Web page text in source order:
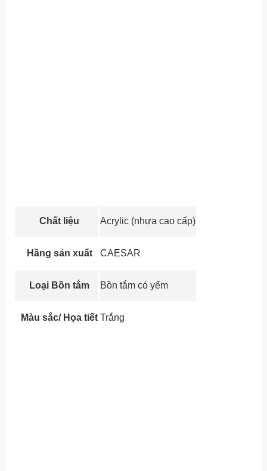
Chất liệu Acrylic (nhựa cao cấp)
Hãng sản xuất CAESAR
Loại Bồn tắm Bồn tắm có yếm
Màu sắc/ Họa tiết Trắng